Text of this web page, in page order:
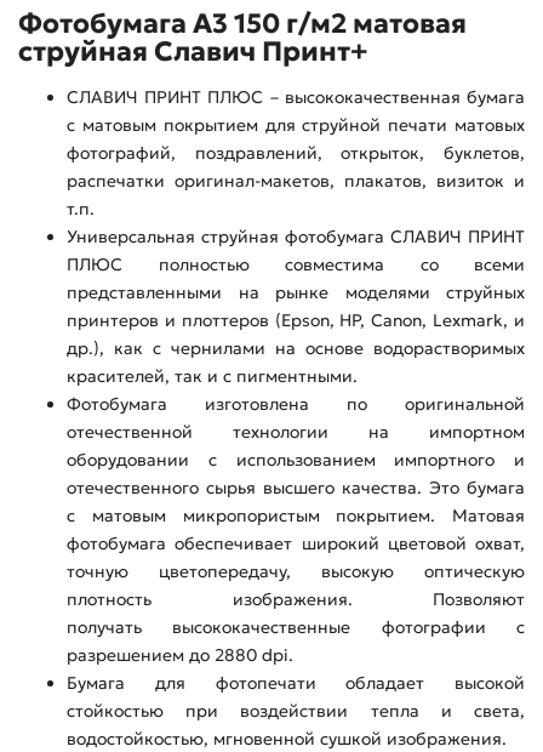
Фотобумага А3 150 г/м2 матовая
струйная Славич Принт+
СЛАВИЧ ПРИНТ ПЛЮС – высококачественная бумага
с матовым покрытием для струйной печати матовых
фотографий, поздравлений, открыток, буклетов,
распечатки оригинал-макетов, плакатов, визиток и
т.п.
Универсальная струйная фотобумага СЛАВИЧ ПРИНТ
ПЛЮС полностью совместима со всеми
представленными на рынке моделями струйных
принтеров и плоттеров (Epson, HP, Canon, Lexmark, и
др.), как с чернилами на основе водорастворимых
красителей, так и с пигментными.
Фотобумага изготовлена по оригинальной
отечественной технологии на импортном
оборудовании с использованием импортного и
отечественного сырья высшего качества. Это бумага
с матовым микропористым покрытием. Матовая
фотобумага обеспечивает широкий цветовой охват,
точную цветопередачу, высокую оптическую
плотность изображения. Позволяют
получать высококачественные фотографии с
разрешением до 2880 dpi.
Бумага для фотопечати обладает высокой
стойкостью при воздействии тепла и света,
водостойкостью, мгновенной сушкой изображения.